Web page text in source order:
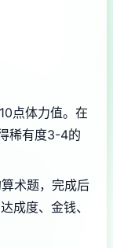
点体力值。在
稀有度3-4的
术题，完成后
成度、金钱、